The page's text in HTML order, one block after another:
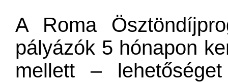
A Roma
pályázók 5 hónapon
mellett –